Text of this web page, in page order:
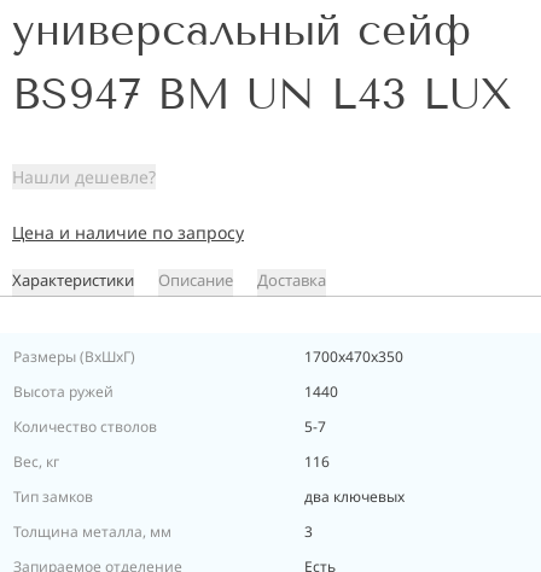
универсальный сейф
BS947 BM UN L43 LUX
Нашли дешевле?
Цена и наличие по запросу
Характеристики Описание Доставка
Размеры (ВxШxГ)
1700х470х350
Высота ружей
1440
Количество стволов
5-7
Вес, кг
116
Тип замков
два ключевых
Толщина металла, мм
3
Запираемое отделение
Есть